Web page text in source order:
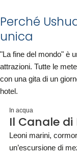
Perché
unica
"La fine del mondo" è
attrazioni. Tutte le
con una gita di un
hotel.
In acqua
Il Canale di
Leoni marini,
un’escursione di